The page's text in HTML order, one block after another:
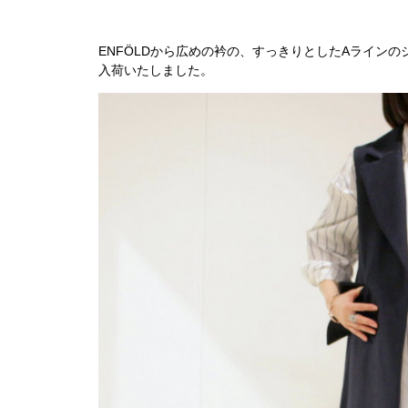
ENFÖLDから広めの衿の、すっきりとしたAラインの
入荷いたしました。